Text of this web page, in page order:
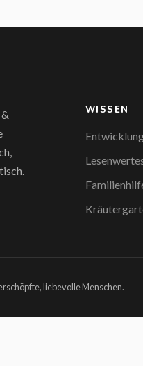
WISSEN
liebevolle Menschen.